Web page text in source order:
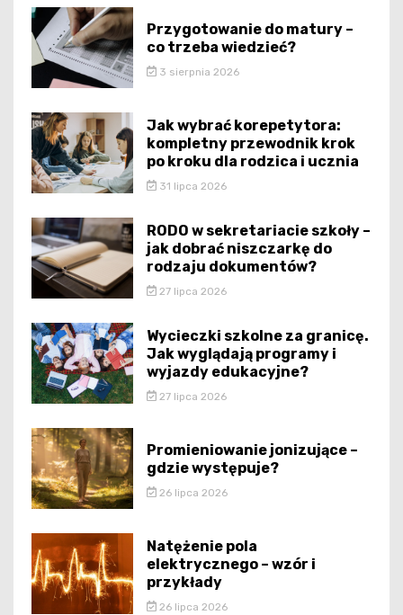
Przygotowanie do matury –
co trzeba wiedzieć?
3 sierpnia 2026
Jak wybrać korepetytora:
kompletny przewodnik krok
po kroku dla rodzica i ucznia
31 lipca 2026
RODO w sekretariacie szkoły –
jak dobrać niszczarkę do
rodzaju dokumentów?
27 lipca 2026
Wycieczki szkolne za granicę.
Jak wyglądają programy i
wyjazdy edukacyjne?
27 lipca 2026
Promieniowanie jonizujące –
gdzie występuje?
26 lipca 2026
Natężenie pola
elektrycznego – wzór i
przykłady
26 lipca 2026